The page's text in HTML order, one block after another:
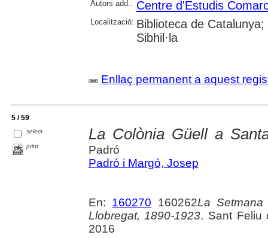
Autors add.: Centre d'Estudis
Localització: Biblioteca de
Sibhil·la
Enllaç permanent a aquest
5 / 59
select
print
La Colònia Güell a
Padró
Padró i Margó, Josep
En: 160270 160262La
Llobregat, 1890-1923. Sant Feliu
2016